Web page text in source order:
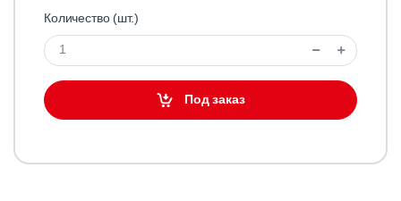
Количество (шт.)
Под заказ